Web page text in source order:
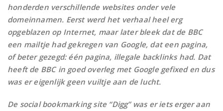
honderden verschillende websites onder vele
domeinnamen. Eerst werd het verhaal heel erg
opgeblazen op Internet, maar later bleek dat de BBC
een mailtje had gekregen van Google, dat een pagina,
of beter gezegd: één pagina, illegale backlinks had. Dat
heeft de BBC in goed overleg met Google gefixed en dus
was er eigenlijk geen vuiltje aan de lucht.
De social bookmarking site “Digg” was er iets erger aan